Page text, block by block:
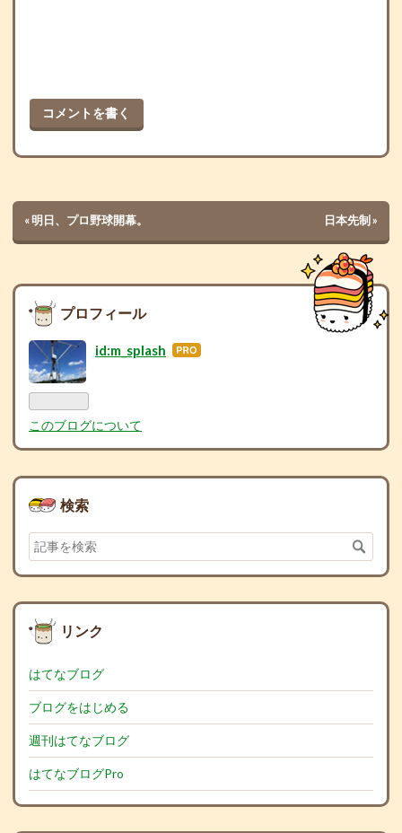
コメントを書く
«明日、プロ野球開幕。 日本先制»
プロフィール
id:m_splash はて
このブログについて
検索
リンク
はてなブログ
ブログをはじめる
週刊はてなブログ
はてなブログPro